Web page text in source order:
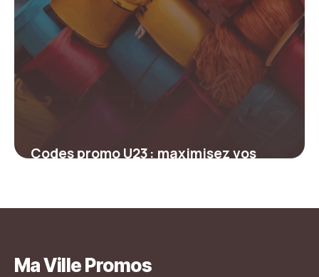
Codes promo U23 : maximisez vos
Ma Ville Promos